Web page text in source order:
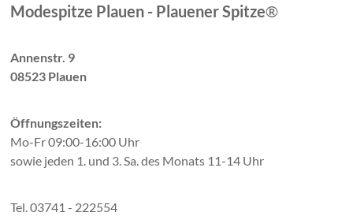
Modespitze Plauen - Plauener Spitze®
Annenstr. 9
08523 Plauen
Öffnungszeiten:
Mo-Fr 09:00-16:00 Uhr
sowie jeden 1. und 3. Sa. des Monats 11-14 Uhr
Tel. 03741 - 222554